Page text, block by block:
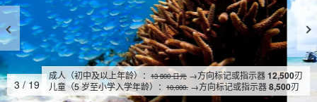
4/ 19
成人（初中及以上年龄）： 13 800 日元 →方向标记或指示器12,500刃
儿童（5 岁至小学入学年龄）： 10,000. →方向标记或指示器8,500刃